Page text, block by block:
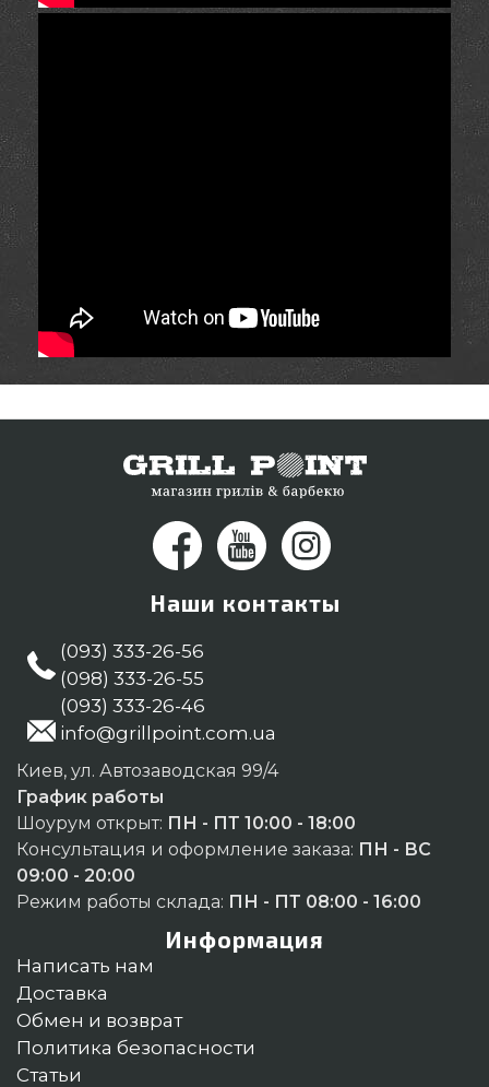
Наши контакты
(093) 333-26-56
(098) 333-26-55
(093) 333-26-46
info@grillpoint.com.ua
Киев, ул. Автозаводская 99/4
График работы
Шоурум открыт: ПН - ПТ 10:00 - 18:00
Консультация и оформление заказа: ПН - ВС
09:00 - 20:00
Режим работы склада: ПН - ПТ 08:00 - 16:00
Информация
Написать нам
Доставка
Обмен и возврат
Политика безопасности
Статьи